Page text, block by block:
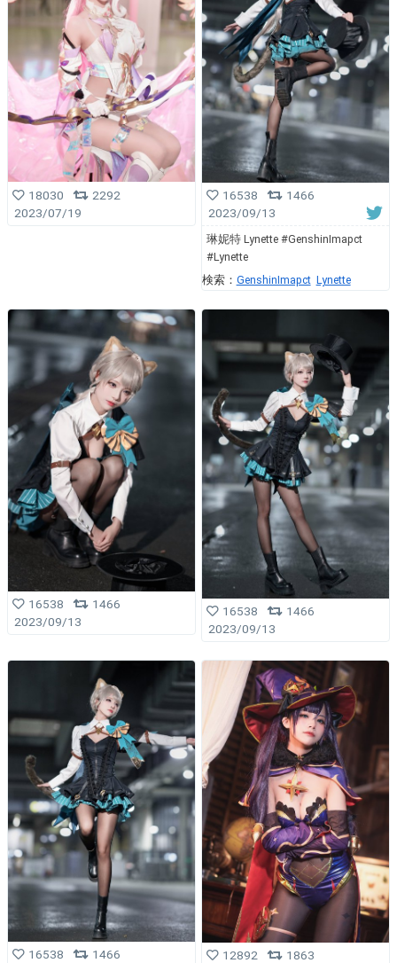
18030
2292
2023/07/19
16538
1466
2023/09/13
琳妮特 Lynette #GenshinImapct
#Lynette
検索： GenshinImapct Lynette
16538
1466
2023/09/13
16538
1466
2023/09/13
16538
1466
12892
1863